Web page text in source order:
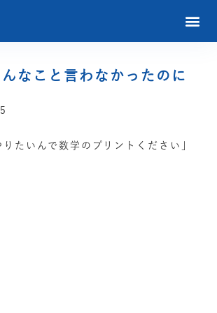
なこと言わなかったのに
りたいんで数学のプリントください」